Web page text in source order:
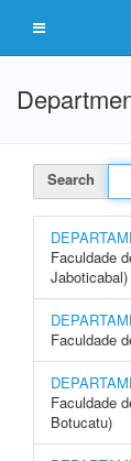
Search
Faculdade
Jaboticabal)
Faculdade
Faculdade
Botucatu)